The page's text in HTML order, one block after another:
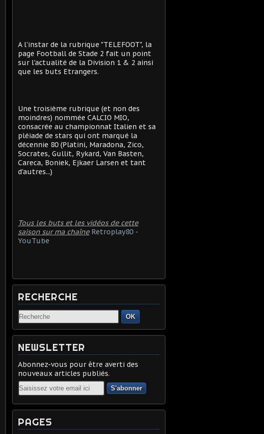
A l'instar de la rubrique "TELEFOOT", la
page Football de Stade 2 fait un point
sur l'actualité de la Division 1 & 2 ainsi
que les buts Etrangers.
Une troisième rubrique (et non des
moindres) nommée CALCIO MIO,
consacrée au championnat Italien et sa
pléiade de stars qui ont marqué la
décennie 80 (Platini, Maradona, Zico,
Socrates, Gullit, Rykard, Van Basten,
Careca, Boniek, Ejkaer Larsen et tant
d'autres...)
Tous les buts et les vidéos de cette
saison sur ma chaîne Retroplay80 -
YouTube
RECHERCHE
OK
NEWSLETTER
Abonnez-vous pour être averti des
nouveaux articles publiés.
Email
PAGES